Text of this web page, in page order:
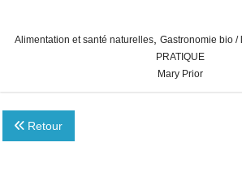
Alimentation et santé naturelles Gastronomie bio /
PRATIQUE
Mary Prior
Retour